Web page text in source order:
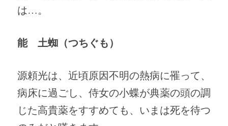
は…。
能　土蜘（つちぐも）
源頼光は、近頃原因不明の熱病に罹って、
病床に過ごし、侍女の小蝶が典薬の頭の調
じた高貴薬をすすめても、いまは死を待つ